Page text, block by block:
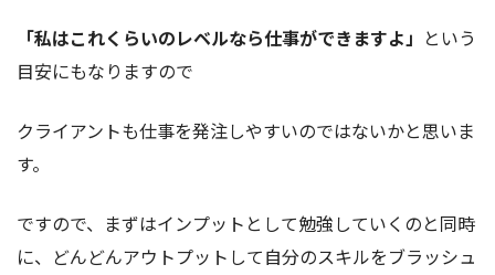
「私はこれくらいのレベルなら仕事ができますよ」 という
目安にもなりますので
クライアントも仕事を発注しやすいのではないかと思いま
す。
ですので、まずはインプットとして勉強していくのと同時
に、どんどんアウトプットして自分のスキルをブラッシュ